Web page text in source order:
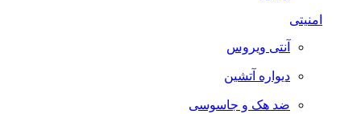
امنیتی
آنتی ویروس
دیواره آتشین
ضد هک و جاسوسی